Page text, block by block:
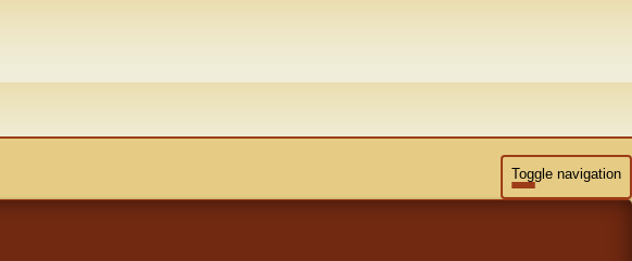
Toggle navigation